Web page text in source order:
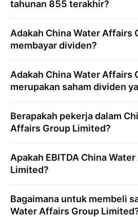
tahunan 855 terakhir?
Adakah China Water Affairs
membayar dividen?
Adakah China Water Affairs
merupakan saham dividen
Berapakah pekerja dalam
Affairs Group Limited?
Apakah EBITDA China
Limited?
Bagaimana untuk membeli
Water Affairs Group Limited